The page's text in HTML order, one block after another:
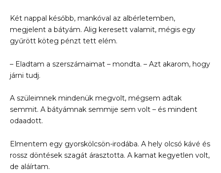
Két nappal később, mankóval az albérletemben,
megjelent a bátyám. Alig keresett valamit, mégis egy
gyűrött köteg pénzt tett elém.
– Eladtam a szerszámaimat – mondta. – Azt akarom, hogy
járni tudj.
A szüleimnek mindenük megvolt, mégsem adtak
semmit. A bátyámnak semmije sem volt – és mindent
odaadott.
Elmentem egy gyorskölcsön-irodába. A hely olcsó kávé és
rossz döntések szagát árasztotta. A kamat kegyetlen volt,
de aláírtam.